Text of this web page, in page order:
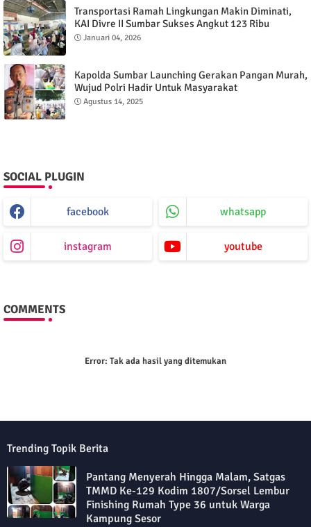
Transportasi Ramah Lingkungan Makin Diminati,
KAI Divre II Sumbar Sukses Angkut 123 Ribu
Penumpang
Januari 04, 2026
Kapolda Sumbar Launching Gerakan Pangan Murah,
Wujud Polri Hadir Untuk Masyarakat
Agustus 14, 2025
SOCIAL PLUGIN
facebook whatsapp
instagram youtube
COMMENTS
Error: Tak ada hasil yang ditemukan
Trending Topik Berita
Pantang Menyerah Hingga Malam, Satgas
TMMD Ke-129 Kodim 1807/Sorsel Lembur
Finishing Rumah Type 36 untuk Warga
Kampung Sesor